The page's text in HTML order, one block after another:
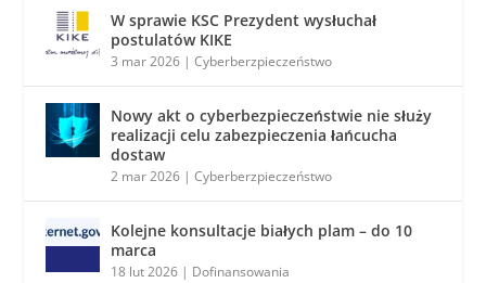
W sprawie KSC Prezydent wysłuchał
postulatów KIKE
3 mar 2026 |Cyberberzpieczeństwo
Nowy akt o cyberbezpieczeństwie nie służy
realizacji celu zabezpieczenia łańcucha
dostaw
2 mar 2026 |Cyberberzpieczeństwo
Kolejne konsultacje białych plam – do 10
marca
18 lut 2026 | Dofinansowania